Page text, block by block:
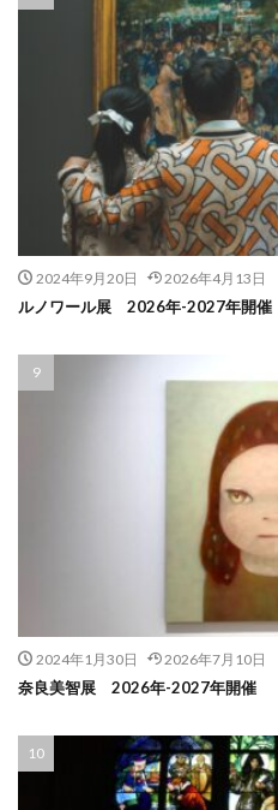
2024年9月20日 2026年4月13日
ルノワール展 2026年-2027年開催
2024年1月30日 2026年7月10日
奈良美智展 2026年-2027年開催